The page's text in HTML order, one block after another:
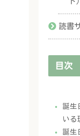
読書
目次
誕生
いる
誕生